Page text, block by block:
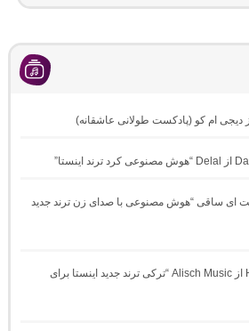
ای ساقی “هوش مصنوعی با صدای زن ترند جدید
دانلود آهنگ Havası Yeter از Alisch Music “ترکی ترند جدید اینستا برای